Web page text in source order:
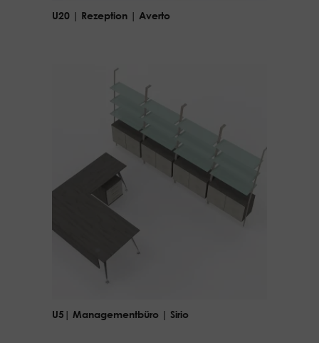
U20 | Rezeption | Averto
U5| Managementbüro | Sirio